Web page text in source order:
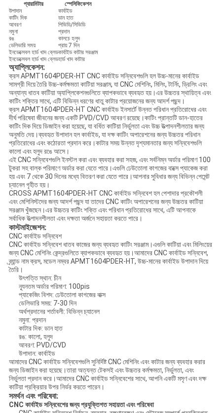
প্যারামিটার
স্পেসিফিকেশন
উপাদান
কার্বাইড
কাটিং দিক
ডান হাত
আবরণ
পিভিডি/সিভিডি
নমুনা
প্রদান
রঙ
কালচে হলুদ
ডেলিভারি সময়
প্রায় 7 দিন
ইনডেক্সেবল হার্ড খাদ ব্লেডকার্বাইড কাটার সরঞ্জাম
ইনডেক্সেবল হার্ড খাদ ব্লেডহার্ড খাদ কাটার
অ্যাপ্লিকেশন:
ক্রস APMT1604PDER-HT CNC কার্বাইড সন্নিবেশগুলি হল উচ্চ-মানের কার্বাইড
সামগ্রী দিয়ে তৈরি উচ্চ-কর্মক্ষমতা কাটিয়া সরঞ্জাম, যা CNC মেশিনিং, মিলিং, টার্নিং, ড্রিলিং এবং
অন্যান্য ধাতব কাটিয়া অ্যাপ্লিকেশনগুলিতে ব্যাপকভাবে ব্যবহৃত হয়।এর উচ্চতর স্থায়িত্ব এবং
কাটিং শক্তির সাথে, এটি বিভিন্ন ধরণের ধাতু কাটার প্রয়োজনের জন্য আদর্শ পছন্দ।
ক্রস APMT1604PDER-HT CNC কার্বাইড ইনসার্টে উন্নত পরিধান প্রতিরোধের এবং
দীর্ঘ পরিষেবা জীবনের জন্য একটি PVD/CVD আবরণ রয়েছে।কাটিং প্রান্তটি ডান-হাতের
কাটিং দিক দিয়ে ডিজাইন করা হয়েছে, যা বর্ধিত কাটিয়া নির্ভুলতা এবং উচ্চ উত্পাদনশীলতার জন্য
অনুমতি দেয়।ব্যবহৃত উপাদান হল কার্বাইড, যা দক্ষ কাটিং অপারেশনের জন্য উচ্চতর পরিধান
প্রতিরোধের এবং কঠোরতা প্রদান করে।কাটার সময় উন্নত দৃশ্যমানতার জন্য সন্নিবেশগুলি
কালো এবং হলুদ রঙে আসে।
এই CNC সন্নিবেশগুলি ইনস্টল করা এবং ব্যবহার করা সহজ, এবং সর্বনিম্ন অর্ডার পরিমাণ 100
টুকরা সহ বাল্ক পরিমাণে অর্ডার করা যেতে পারে।এগুলি ঢেউতোলা কাগজের বাক্সে প্যাকেজ করা
হয় এবং 7 থেকে 30 দিনের মধ্যে বিতরণ করা যেতে পারে।আপনার সুবিধার জন্য বিভিন্ন পেমেন্ট
চ্যানেল গৃহীত হয়।
CROSS APMT1604PDER-HT CNC কার্বাইড সন্নিবেশ হল পেশাদার প্রকৌশলী
এবং মেশিনিস্টদের জন্য আদর্শ পছন্দ যা তাদের CNC কাটিং অপারেশনের জন্য উচ্চতর কাটিয়া
সরঞ্জাম খুঁজছেন।এর উচ্চতর কাটিং শক্তি এবং পরিধান প্রতিরোধের সাথে, এটি আপনাকে
সর্বাধিক উত্পাদনশীলতা এবং দক্ষতা অর্জনে সহায়তা করতে পারে।
কাস্টমাইজেশন:
CNC কার্বাইড সন্নিবেশ
CNC কার্বাইড সন্নিবেশ ধাতব কাজের জন্য ব্যবহৃত কাটিং সরঞ্জাম।এগুলি কাটিয়া এবং মিলিংয়ের
জন্য CNC মেশিনিং কেন্দ্রগুলিতে ব্যাপকভাবে ব্যবহৃত হয়।আমাদের CNC কার্বাইড সন্নিবেশ,
ব্র্যান্ড নাম ক্রস, মডেল নম্বর APMT1604PDER-HT, উচ্চ-মানের কার্বাইড উপাদান দিয়ে
তৈরি।
উৎপত্তি স্থান: চীন
ন্যূনতম অর্ডার পরিমাণ: 100pis
প্যাকেজিং বিশদ: ঢেউতোলা কাগজের বাক্স
ডেলিভারি সময়: 7-30 দিন
অর্থপ্রদানের শর্তাবলী: বিভিন্ন চ্যানেল
নমুনা: প্রদান
কাটার দিক: ডান হাত
রঙ: কালো, হলুদ
আবরণ: PVD/CVD
উপাদান: কার্বাইড
আমাদের CNC কার্বাইড সন্নিবেশগুলি সুনির্দিষ্ট CNC মেশিনিং এবং কাটার জন্য ব্যবহার করার
জন্য ডিজাইন করা হয়েছে।তারা অত্যন্ত টেকসই এবং উচ্চতর কর্মক্ষমতা, নির্ভুলতা, এবং
নির্ভুলতা প্রদান করে।আমাদের CNC কার্বাইড সন্নিবেশের সাথে, আপনি একটি মসৃণ এবং দক্ষ
কাটিয়া প্রক্রিয়ার উপর নির্ভর করতে পারেন।
সমর্থন এবং পরিষেবা:
CNC কার্বাইড সন্নিবেশের জন্য প্রযুক্তিগত সহায়তা এবং পরিষেবা